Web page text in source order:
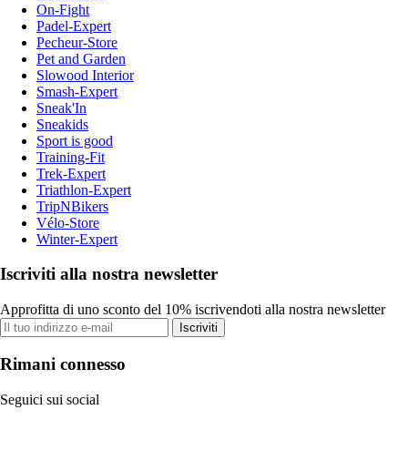
On-Fight
Padel-Expert
Pecheur-Store
Pet and Garden
Slowood Interior
Smash-Expert
Sneak'In
Sneakids
Sport is good
Training-Fit
Trek-Expert
Triathlon-Expert
TripNBikers
Vélo-Store
Winter-Expert
Iscriviti alla nostra newsletter
Approfitta di uno sconto del 10% iscrivendoti alla nostra newsletter
Iscriviti
Rimani connesso
Seguici sui social